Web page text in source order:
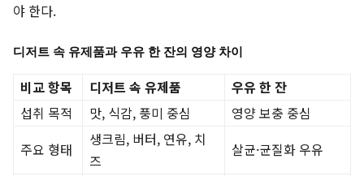
야 한다.
디저트 속 유제품과 우유 한 잔의 영양 차이
비교 항목 디저트 속 유제품
우유 한 잔
섭취 목적
맛, 식감, 풍미 중심
영양 보충 중심
주요 형태
생크림, 버터, 연유, 치
즈
살균·균질화 우유